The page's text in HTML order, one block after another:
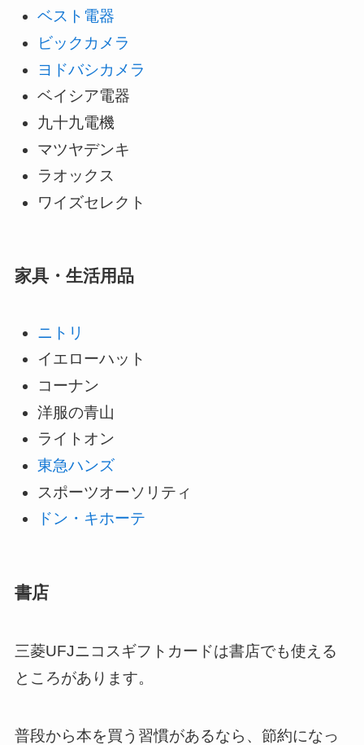
ベスト電器
ビックカメラ
ヨドバシカメラ
ベイシア電器
九十九電機
マツヤデンキ
ラオックス
ワイズセレクト
家具・生活用品
ニトリ
イエローハット
コーナン
洋服の青山
ライトオン
東急ハンズ
スポーツオーソリティ
ドン・キホーテ
書店
三菱UFJニコスギフトカードは書店でも使える
ところがあります。
普段から本を買う習慣があるなら、節約になっ